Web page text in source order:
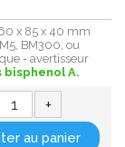
x 85 x 40 mm
BM300, ou
- avertisseur
bisphenol A.
+
au panier